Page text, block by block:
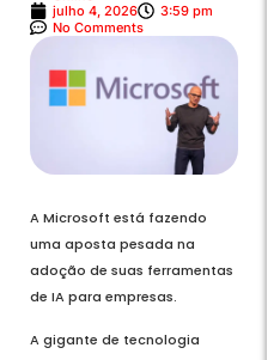
julho 4, 2026
3:59 pm
No Comments
A Microsoft está fazendo
uma aposta pesada na
adoção de suas ferramentas
de IA para empresas.
A gigante de tecnologia